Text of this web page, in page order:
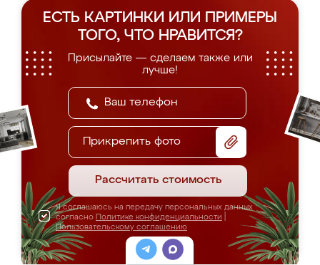
ЕСТЬ КАРТИНКИ ИЛИ ПРИМЕРЫ
ТОГО, ЧТО НРАВИТСЯ?
Присылайте — сделаем также или
лучше!
Прикрепить фото
Рассчитать стоимость
Я соглашаюсь на передачу персональных данных
согласно Политике конфиденциальности
Пользовательскому соглашению